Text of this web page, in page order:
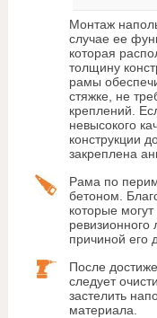
Монтаж
случае ее
которая
толщину
рамы
стяжке, не
креплений.
невысокого
конструкции
закреплена
Рама по
бетоном.
которые
ревизионного
причиной его
После
следует
застелить
материала.